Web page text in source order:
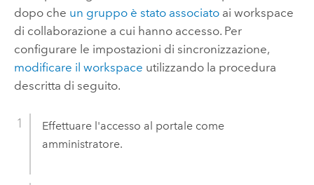
dopo che un gruppo è stato associatoai workspace
di collaborazione a cui hanno accesso. Per
configurare le impostazioni di sincronizzazione,
modificare il workspace utilizzando la procedura
descritta di seguito.
Effettuare l'accesso al portale come
amministratore.